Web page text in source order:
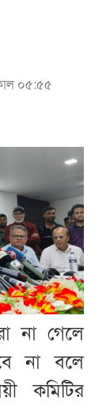
০৫:৫৫
না গেলে
না বলে
কমিটির